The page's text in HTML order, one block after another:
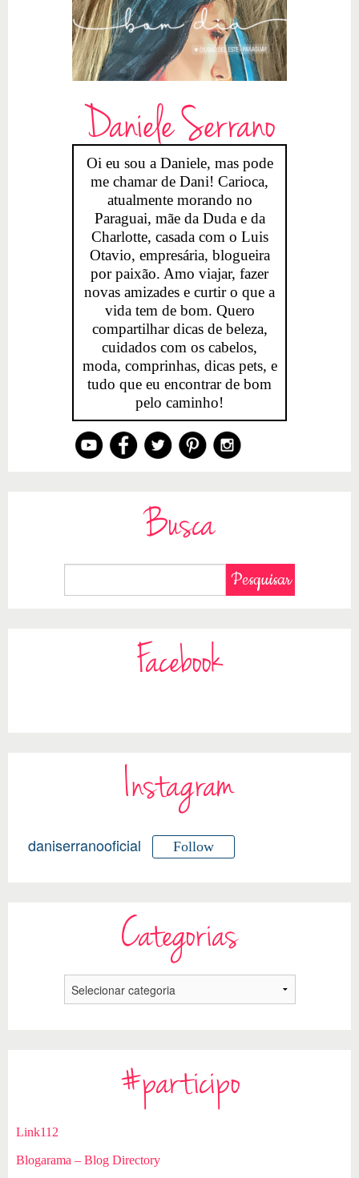
Daniele Serrano
Oi eu sou a Daniele, mas pode
me chamar de Dani! Carioca,
atualmente morando no
Paraguai, mãe da Duda e da
Charlotte, casada com o Luis
Otavio, empresária, blogueira
por paixão. Amo viajar, fazer
novas amizades e curtir o que a
vida tem de bom. Quero
compartilhar dicas de beleza,
cuidados com os cabelos,
moda, comprinhas, dicas pets, e
tudo que eu encontrar de bom
pelo caminho!
Busca
Facebook
Instagram
daniserranooficial Follow
Categorias
#participo
Link112
Blogarama – Blog Directory